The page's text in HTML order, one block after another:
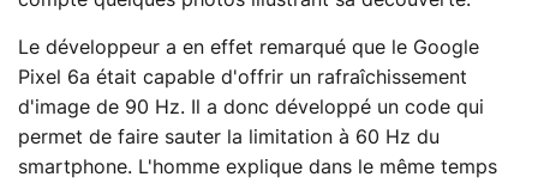
Le développeur a en effet remarqué que le Google
Pixel 6a était capable d'offrir un rafraîchissement
d'image de 90 Hz. Il a donc développé un code qui
permet de faire sauter la limitation à 60 Hz du
smartphone. L'homme explique dans le même temps